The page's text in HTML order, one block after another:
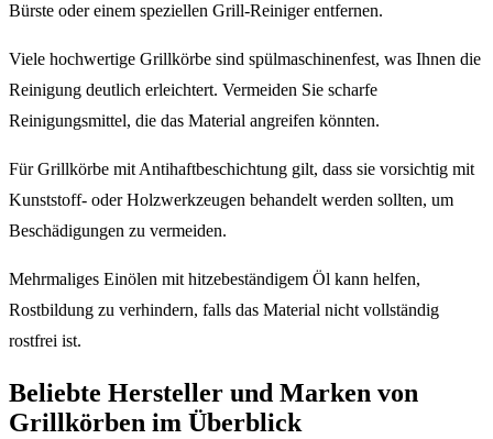
Bürste oder einem speziellen Grill-Reiniger entfernen.
Viele hochwertige Grillkörbe sind spülmaschinenfest, was Ihnen die
Reinigung deutlich erleichtert. Vermeiden Sie scharfe
Reinigungsmittel, die das Material angreifen könnten.
Für Grillkörbe mit Antihaftbeschichtung gilt, dass sie vorsichtig mit
Kunststoff- oder Holzwerkzeugen behandelt werden sollten, um
Beschädigungen zu vermeiden.
Mehrmaliges Einölen mit hitzebeständigem Öl kann helfen,
Rostbildung zu verhindern, falls das Material nicht vollständig
rostfrei ist.
Beliebte Hersteller und Marken von
Grillkörben im Überblick